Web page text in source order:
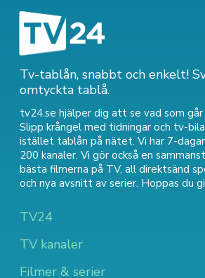
Tv-tablån, snabbt och enkelt!
omtyckta tablå.
tv24.se hjälper dig att se vad som går
Slipp krångel med tidningar och tv-
istället tablån på nätet. Vi har 7-
200 kanaler. Vi gör också en
bästa filmerna på TV, all direktsänd
och nya avsnitt av serier. Hoppas du
TV24
TV kanaler
Filmer & serier